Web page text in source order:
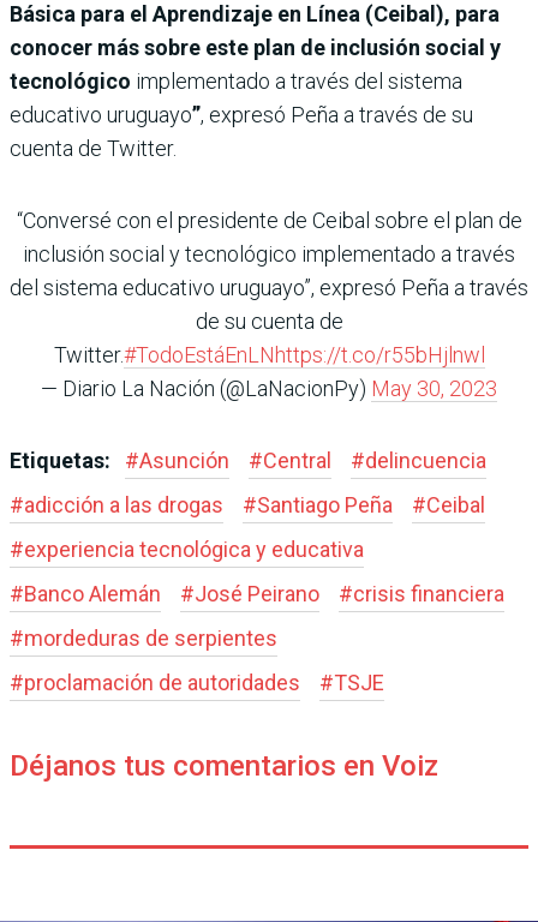
Básica para el Aprendizaje en Línea (Ceibal), para
conocer más sobre este plan de inclusión social y
tecnológico implementado a través del sistema
educativo uruguayo”, expresó Peña a través de su
cuenta de Twitter.
“Conversé con el presidente de Ceibal sobre el plan de
inclusión social y tecnológico implementado a través
del sistema educativo uruguayo”, expresó Peña a través
de su cuenta de
Twitter.#TodoEstáEnLNhttps://t.co/r55bHjlnwl
— Diario La Nación (@LaNacionPy) May 30, 2023
Etiquetas: #Asunción #Central #delincuencia
#adicción a las drogas #Santiago Peña #Ceibal
#experiencia tecnológica y educativa
#Banco Alemán #José Peirano #crisis financiera
#mordeduras de serpientes
#proclamación de autoridades #TSJE
Déjanos tus comentarios en Voiz